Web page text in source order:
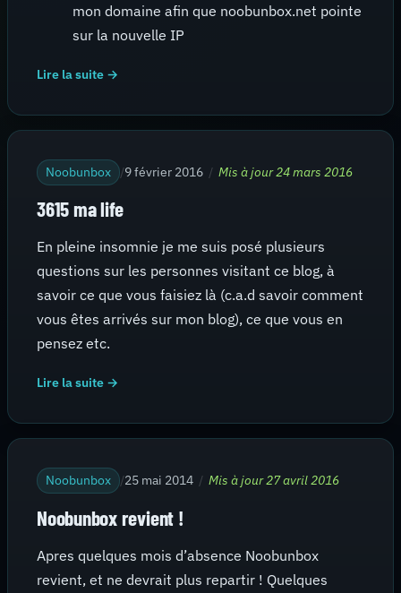
mon domaine afin que noobunbox.net pointe
sur la nouvelle IP
Lire la suite →
Noobunbox /9 février 2016 / Mis à jour 24 mars 2016
3615 ma life
En pleine insomnie je me suis posé plusieurs
questions sur les personnes visitant ce blog, à
savoir ce que vous faisiez là (c.a.d savoir comment
vous êtes arrivés sur mon blog), ce que vous en
pensez etc.
Lire la suite →
Noobunbox /25 mai 2014 / Mis à jour 27 avril 2016
Noobunbox revient !
Apres quelques mois d’absence Noobunbox
revient, et ne devrait plus repartir ! Quelques